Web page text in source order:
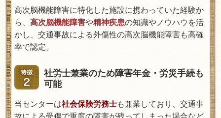
高次脳機能障害に特化した施設に携わっていた経験か
ら、 高次脳機能障害や精神疾患の知識やノウハウを活
かし、交通事故による外傷性の高次脳機能障害も高確
率で認定。
社労士兼業のため障害年金・労災手続も
可能
当センターは社会保険労務士も兼業しており、交通事
故による受傷で重度の障害が残ってしまった場合など